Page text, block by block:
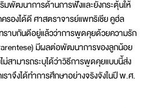
มพัฒนาการด้านการฟังและยังกระตุ้นให้
รองได้ดี ศาสตราจารย์แพทริเชีย คูฮ์ล
ราบกันดีอยู่แล้วว่าการพูดคุยด้วยความรัก
มีผลต่อพัฒนาการของลูกน้อย
ไม่สามารถระบุได้ว่าวิธีการพูดคุยแบบนี้ส่ง
ราจึงได้ทำการศึกษาอย่างจริงจังในปี พ.ศ.